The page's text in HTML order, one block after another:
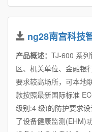
ng28南宫科技
产品概述： TJ-600 系
区、机关单位、金融银
要求较高场所，可本地
款按照最新国际标准
级别:4 级)的防护要求
了设备健康监测(EHM)